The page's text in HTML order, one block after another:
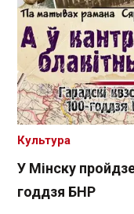
У Мінску
годдзя БНР
Культура